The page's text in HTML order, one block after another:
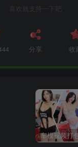
喜欢就支持一下吧
分享 收